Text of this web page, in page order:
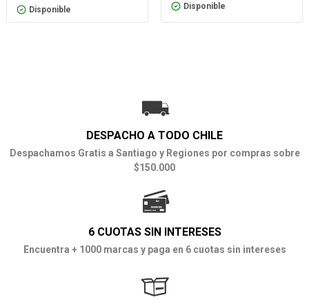
Disponible Disponible
DESPACHO A TODO CHILE
Despachamos Gratis a Santiago y Regiones por compras sobre
$150.000
6 CUOTAS SIN INTERESES
Encuentra + 1000 marcas y paga en 6 cuotas sin intereses